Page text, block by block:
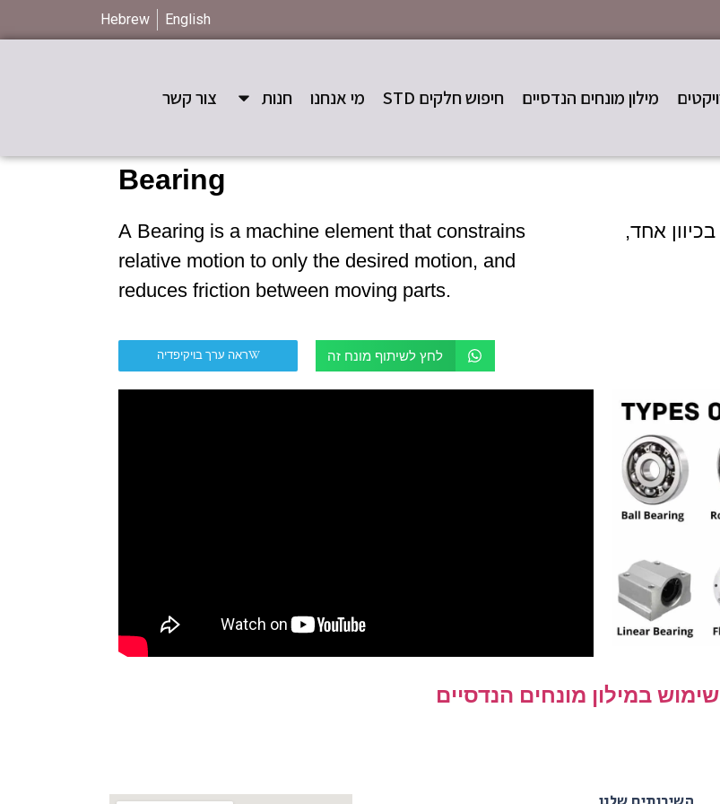
English
Hebrew
מילון מונחים הנדסיים חיפוש חלקים STD מי אנחנו חנות צור קשר
אחד,
Bearing
A Bearing is a machine element that constrains
relative motion to only the desired motion, and
reduces friction between moving parts.
לחץ לשיתוף מונח זה ראה ערך בויקיפדיה
במילון מונחים הנדסיים